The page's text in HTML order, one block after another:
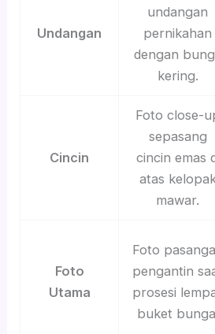
Undangan
undangan
pernikahan
dengan
kering.
Cincin
Foto close-
sepasang
cincin emas
atas
mawar.
Foto
Utama
Foto
pengantin
prosesi
buket